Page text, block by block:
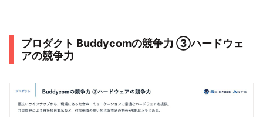
プロダクト Buddycomの競争力 ③ハードウェ
アの競争力